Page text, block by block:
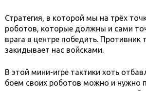
Стратегия, в которой мы на трёх
роботов, которые должны и сами
врага в центре победить. Противник
закидывает нас войсками.
В этой мини-игре тактики хоть
боем своих роботов можно и нужно